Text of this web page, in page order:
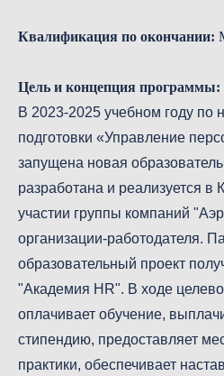
Квалификация по окончании:
Цель и концепция программы:
В 2023-2025 учебном году по
подготовки «Управление
запущена новая
разработана и реализуется в
участии группы компаний
организации-работодателя.
образовательный проект
"Академия НR". В ходе
оплачивает обучение,
стипендию, предоставляет
практики, обеспечивает